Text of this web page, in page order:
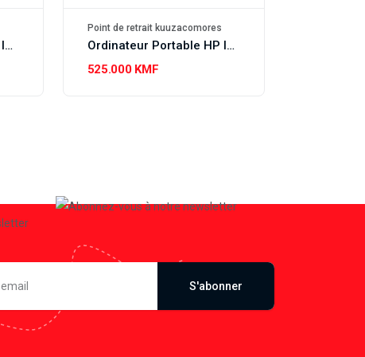
Ordinateur Portable HP Intel Core i7 16 GB/512 GB SSD
Point de retrait kuuzacomores
Ordinateur Portable HP Intel Core i5-1235U 8Go/512Go SSD
525.000 KMF
S'abonner